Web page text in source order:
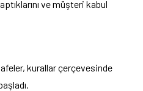
ve müşteri kabul
kurallar çerçevesinde